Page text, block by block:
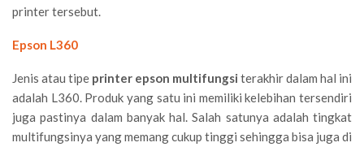
printer tersebut.
Epson L360
Jenis atau tipe printer epson multifungsi terakhir dalam hal ini
adalah L360. Produk yang satu ini memiliki kelebihan tersendiri
juga pastinya dalam banyak hal. Salah satunya adalah tingkat
multifungsinya yang memang cukup tinggi sehingga bisa juga di